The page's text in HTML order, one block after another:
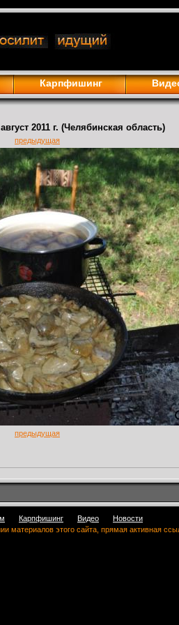
Карпфишинг
2011 г. (Челябинская область)
предыдущая
предыдущая
Карпфишинг Видео
Новости
материалов этого сайта, прямая активная